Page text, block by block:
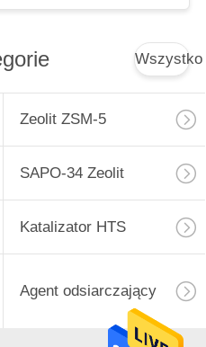
Wszystko
Zeolit ​​ZSM-5
SAPO-34 Zeolit
Katalizator HTS
Agent odsiarczający